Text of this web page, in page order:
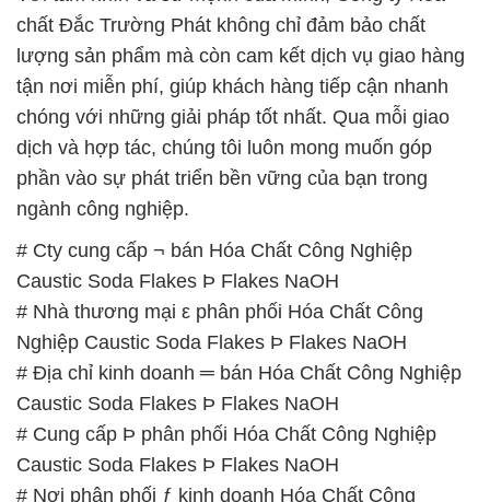
Caustic Soda Flakes Þ Flakes NaOH
# Nhà thương mại ε phân phối Hóa Chất Công
Nghiệp Caustic Soda Flakes Þ Flakes NaOH
# Địa chỉ kinh doanh ═ bán Hóa Chất Công Nghiệp
Caustic Soda Flakes Þ Flakes NaOH
# Cung cấp Þ phân phối Hóa Chất Công Nghiệp
Caustic Soda Flakes Þ Flakes NaOH
# Nơi phân phối ƒ kinh doanh Hóa Chất Công
Nghiệp Caustic Soda Flakes Þ Flakes NaOH
# Bán \ thương mại Hóa Chất Công Nghiệp Caustic
Soda Flakes Þ Flakes NaOH
# Địa chỉ chuyên cung cấp ← cung ứng Hóa Chất
Công Nghiệp Caustic Soda Flakes Þ Flakes NaOH
# Cty chuyên cung cấp * phân phối Hóa Chất Công
Nghiệp Caustic Soda Flakes Þ Flakes NaOH
# Nhà bán hàng ⌠ kinh doanh Hóa Chất Công